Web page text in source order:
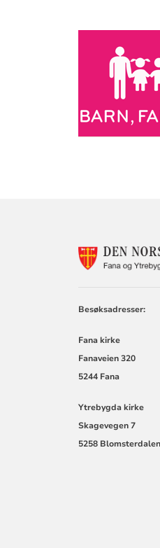
Besøksadresser:
Fana kirke
Fanaveien 320
5244 Fana
Ytrebygda kirke
Skagevegen 7
5258 Blomsterdalen